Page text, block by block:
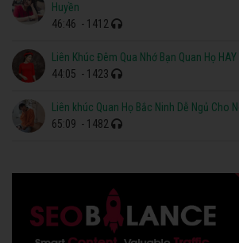
Huyền
46:46 - 1412
Liên Khúc Đêm Qua Nhớ Bạn Quan Họ
44:05 - 1423
Liên khúc Quan Họ Bắc Ninh Dễ Ngủ Cho
65:09 - 1482